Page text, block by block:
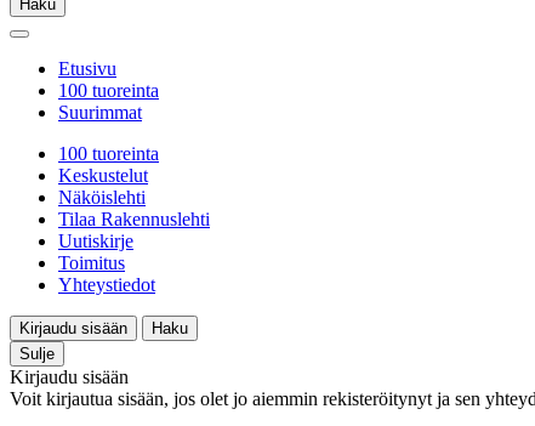
Haku
Etusivu
100 tuoreinta
Suurimmat
100 tuoreinta
Keskustelut
Näköislehti
Tilaa Rakennuslehti
Uutiskirje
Toimitus
Yhteystiedot
Kirjaudu sisään
Haku
Sulje
Kirjaudu sisään
Voit kirjautua sisään, jos olet jo aiemmin rekisteröitynyt ja sen